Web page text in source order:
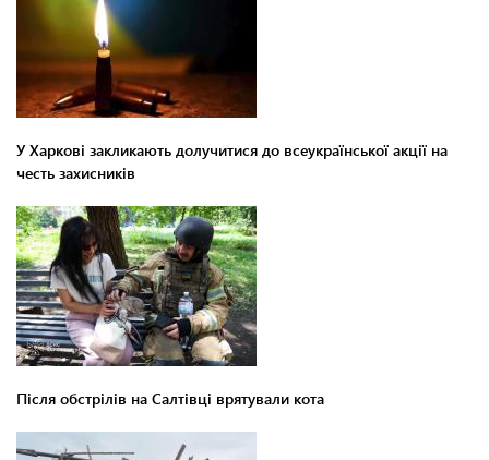
У Харкові закликають долучитися до всеукраїнської акції на
честь захисників
Після обстрілів на Салтівці врятували кота